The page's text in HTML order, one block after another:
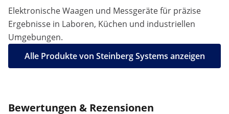
Elektronische Waagen und Messgeräte für präzise
Ergebnisse in Laboren, Küchen und industriellen
Umgebungen.
Alle Produkte von Steinberg Systems anzeigen
Bewertungen & Rezensionen